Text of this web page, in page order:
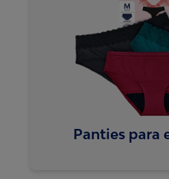
Panties para